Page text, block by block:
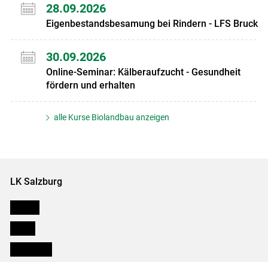
28.09.2026
Eigenbestandsbesamung bei Rindern - LFS Bruck
30.09.2026
Online-Seminar: Kälberaufzucht - Gesundheit
fördern und erhalten
alle Kurse Biolandbau anzeigen
LK Salzburg